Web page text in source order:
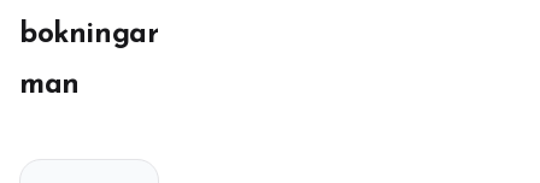
bokningar
man